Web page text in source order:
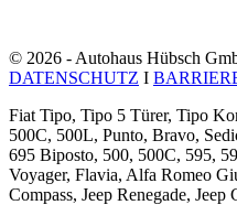
© 2026 - Autohaus Hübsch
DATENSCHUTZ I
Fiat Tipo, Tipo 5 Türer, Tipo
500C, 500L, Punto, Bravo,
695 Biposto, 500, 500C, 595,
Voyager, Flavia, Alfa Romeo
Compass, Jeep Renegade,